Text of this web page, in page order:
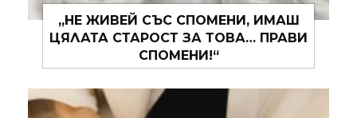
„НИКОГА НЕ ХВЪРЛЯЙ КАЛ ПО
ХОРАТА. МРЪСОТИЯТА ДО ТЯХ
МОЖЕ И ДА НЕ СТИГНЕ, НО ВИЖ, ПО
ТВОЯТА РЪКА ЩЕ ОСТАНЕ.“